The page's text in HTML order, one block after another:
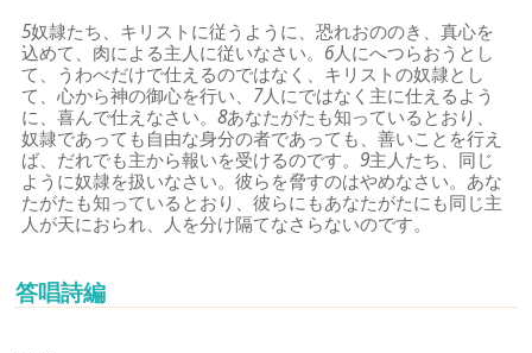
5奴隷たち、キリストに従うように、恐れおののき、真心を
込めて、肉による主人に従いなさい。 6人にへつらおうとし
て、うわべだけで仕えるのではなく、キリストの奴隷とし
て、心から神の御心を行い、 7人にではなく主に仕えるよう
に、喜んで仕えなさい。8あなたがたも知っているとおり、
奴隷であっても自由な身分の者であっても、善いことを行え
ば、だれでも主から報いを受けるのです。9主人たち、同じ
ように奴隷を扱いなさい。彼らを脅すのはやめなさい。あな
たがたも知っているとおり、彼らにもあなたがたにも同じ主
人が天におられ、人を分け隔てなさらないのです。
答唱詩編